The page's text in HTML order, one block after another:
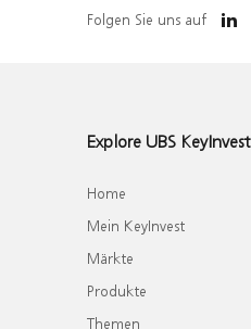
Folgen Sie uns auf
Explore UBS KeyInvest
Home
Mein KeyInvest
Märkte
Produkte
Themen